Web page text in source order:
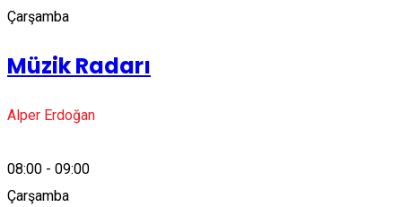
Çarşamba
Müzik Radarı
Alper Erdoğan
08:00 - 09:00
Çarşamba